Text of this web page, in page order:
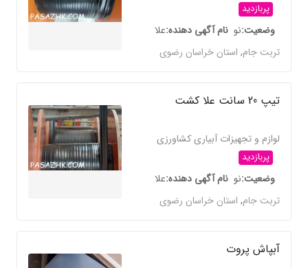
پربازدید
وضعیتنو نام آگهی دهندهعلا
تربت جام,استان خراسان رضوی
تیپ 20 سانت علا کشت
لوازم و تجهیزات آبیاری کشاورزی
پربازدید
وضعیتنو نام آگهی دهندهعلا
تربت جام,استان خراسان رضوی
آبپاش پروت